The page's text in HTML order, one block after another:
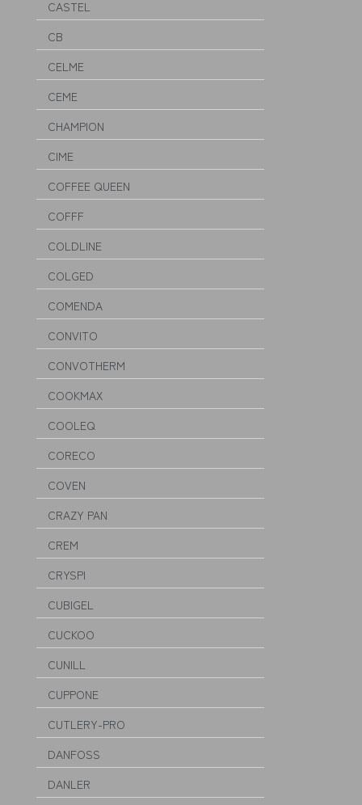
CASTEL
CB
CELME
CEME
CHAMPION
CIME
COFFEE QUEEN
COFFF
COLDLINE
COLGED
COMENDA
CONVITO
CONVOTHERM
COOKMAX
COOLEQ
CORECO
COVEN
CRAZY PAN
CREM
CRYSPI
CUBIGEL
CUCKOO
CUNILL
CUPPONE
CUTLERY-PRO
DANFOSS
DANLER